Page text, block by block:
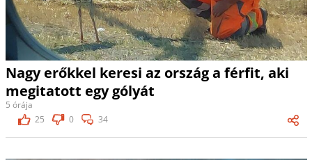
Nagy erőkkel keresi az ország a férfit, aki
megitatott egy gólyát
5 órája
25
0 34